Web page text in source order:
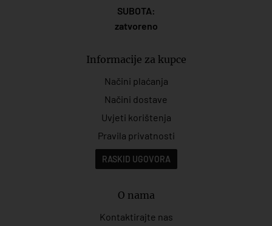
SUBOTA:
zatvoreno
Informacije za kupce
Načini plaćanja
Načini dostave
Uvjeti korištenja
Pravila privatnosti
RASKID UGOVORA
O nama
Kontaktirajte nas